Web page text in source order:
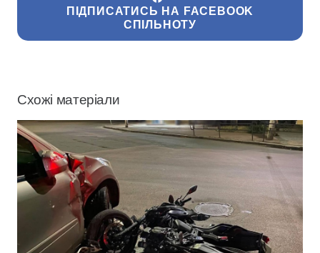
ПІДПИСАТИСЬ НА FACEBOOK
СПІЛЬНОТУ
Схожі матеріали